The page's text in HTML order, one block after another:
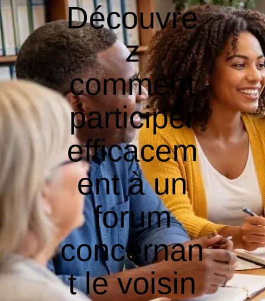
Découvre
z
comment
participer
efficacem
ent à un
forum
concernan
t le voisin